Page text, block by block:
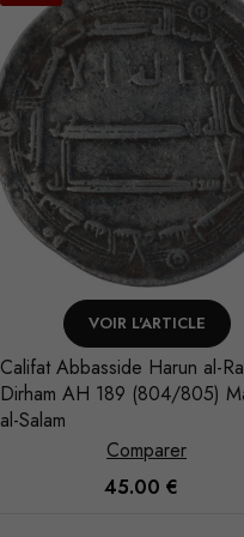
VOIR L'ARTICLE
Califat Omeyyade Abd al-
Dirham AH 82 (701/702)
Comparer
80.00 €